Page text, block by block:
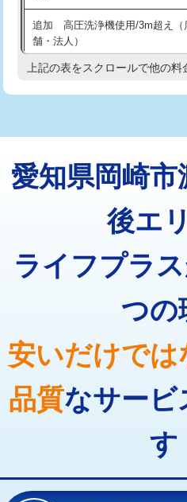
排水管工事（追加 排水管工事/3
え）
マス交換（土の掘削・埋め戻し
マス交換（深さ50㎝以上）
コンクリート斫り（厚さ10㎝超
モルタル補修（厚さ10㎝まで）
廃棄・処分
追加 高圧洗浄機使用/3m超え（
舗・法人）
高度高圧洗浄換
トーラー機使用/3mまで
追加トーラー機使用/3m超え
止水・漏水調査・防水処理・清
止水・漏水調査・防水処理・清
止水・漏水調査・防水処理・清掃
理・調整・分解・加工など（重作
その他部品の脱着
交換・取付(単水栓（壁付・デッ
式）)
上記の表をスクロールで他の料
愛知県岡崎市
後エ
ライフプラ
つの
安いだけで
品質なサービ
す